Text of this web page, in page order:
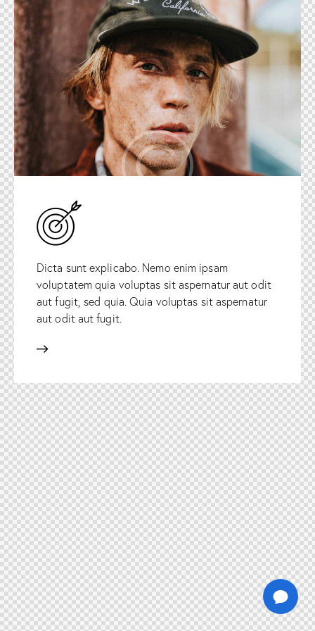
Dicta sunt explicabo. Nemo enim ipsam
voluptatem quia voluptas sit aspernatur aut odit
aut fugit, sed quia. Quia voluptas sit aspernatur
aut odit aut fugit.